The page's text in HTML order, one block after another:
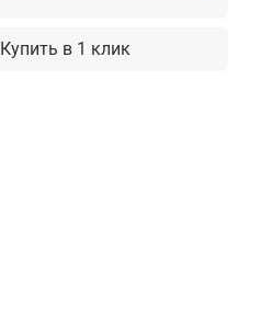
Купить в 1 клик